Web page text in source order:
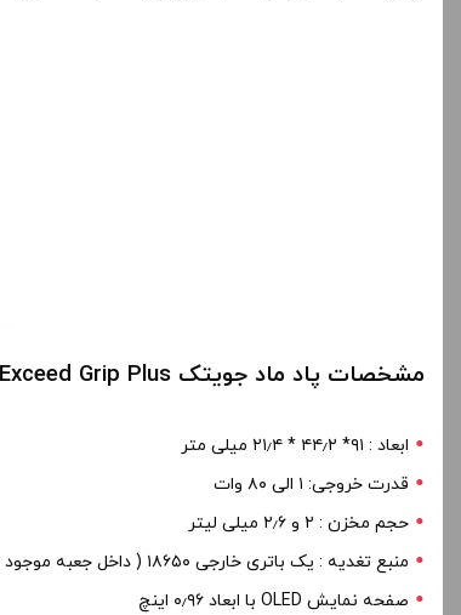
مشخصات پاد ماد جویتک Exceed Grip Plus
ابعاد : ۹۱* ۴۴٫۲ * ۲۱٫۴ میلی متر
قدرت خروجی: ۱ الی ۸۰ وات
حجم مخزن : ۲ و ۲٫۶ میلی لیتر
منبع تغدیه : یک باتری خارجی ۱۸۶۵۰ ( داخل جعبه موجود نمی باشد )
صفحه نمایش OLED با ابعاد ۰٫۹۶ اینچ